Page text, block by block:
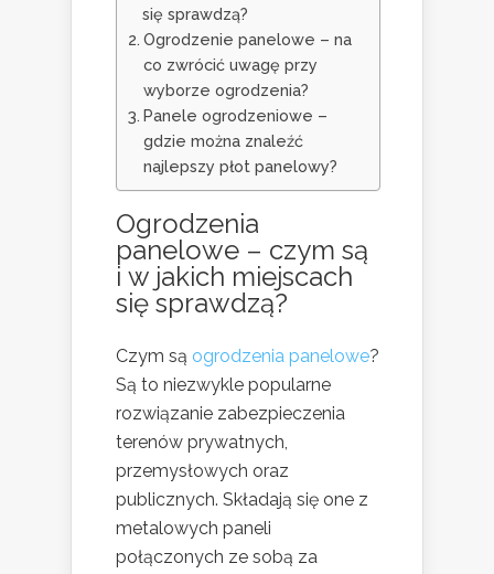
się sprawdzą?
Ogrodzenie panelowe – na
co zwrócić uwagę przy
wyborze ogrodzenia?
Panele ogrodzeniowe –
gdzie można znaleźć
najlepszy płot panelowy?
Ogrodzenia
panelowe – czym są
i w jakich miejscach
się sprawdzą?
Czym są ogrodzenia panelowe?
Są to niezwykle popularne
rozwiązanie zabezpieczenia
terenów prywatnych,
przemysłowych oraz
publicznych. Składają się one z
metalowych paneli
połączonych ze sobą za